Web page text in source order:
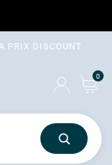
PRIX DISCOUNT
0